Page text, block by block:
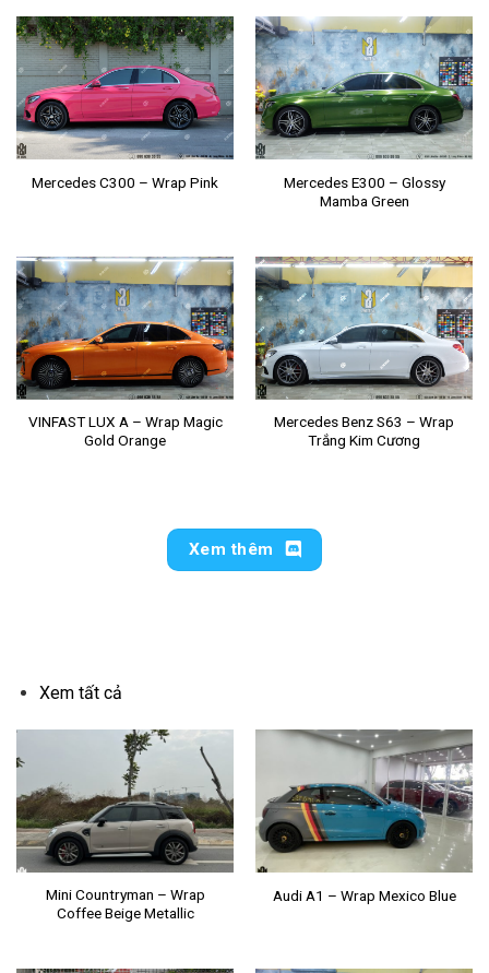
Mercedes C300 – Wrap Pink
Mercedes E300 – Glossy
Mamba Green
VINFAST LUX A – Wrap Magic
Gold Orange
Mercedes Benz S63 – Wrap
Trắng Kim Cương
Xem thêm
Xem tất cả
Mini Countryman – Wrap
Coffee Beige Metallic
Audi A1 – Wrap Mexico Blue